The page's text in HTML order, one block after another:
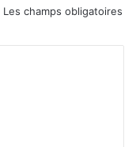
Les champs obligatoires